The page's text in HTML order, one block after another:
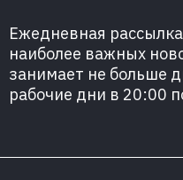
Ежедневная
наиболее важных
занимает не больше
рабочие дни в 20:00